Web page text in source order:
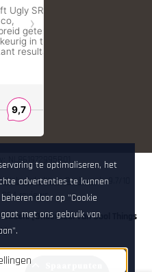
WebwinkelKeur Reviewsis 9.7/10
reviews.
[Onderdeel van Cool Things
te optimaliseren, het
advertenties te kunnen
door op "Cookie
met ons gebruik van